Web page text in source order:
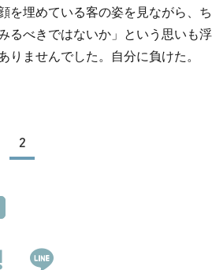
を埋めている客の姿を見ながら、
るべきではないか」という思いも
りませんでした。自分に負けた。
2